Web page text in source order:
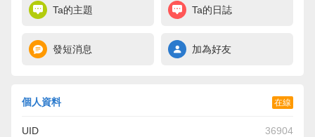
Ta的主題 Ta的日誌
發短消息 加為好友
個人資料 在線
UID 36904